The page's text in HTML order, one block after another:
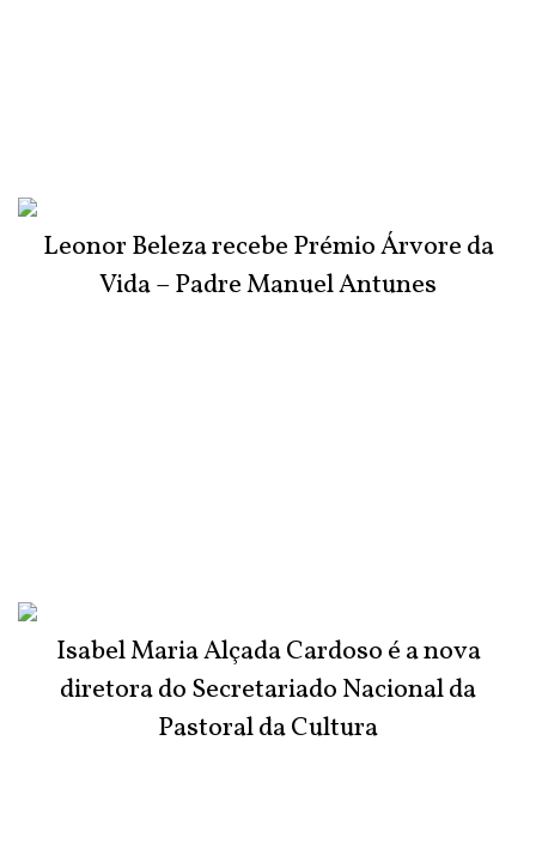
Leonor Beleza recebe Prémio Árvore da
Vida – Padre Manuel Antunes
Isabel Maria Alçada Cardoso é a nova
diretora do Secretariado Nacional da
Pastoral da Cultura